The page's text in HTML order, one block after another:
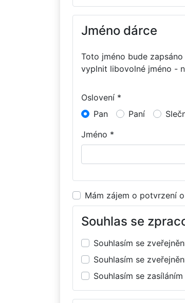
Jméno dárce
Toto jméno bude
vyplnit libovolné jméno -
Oslovení *
Pan
Paní
Jméno *
Mám zájem o potvrzení
Souhlas se
Souhlasím se
Souhlasím se
Souhlasím se